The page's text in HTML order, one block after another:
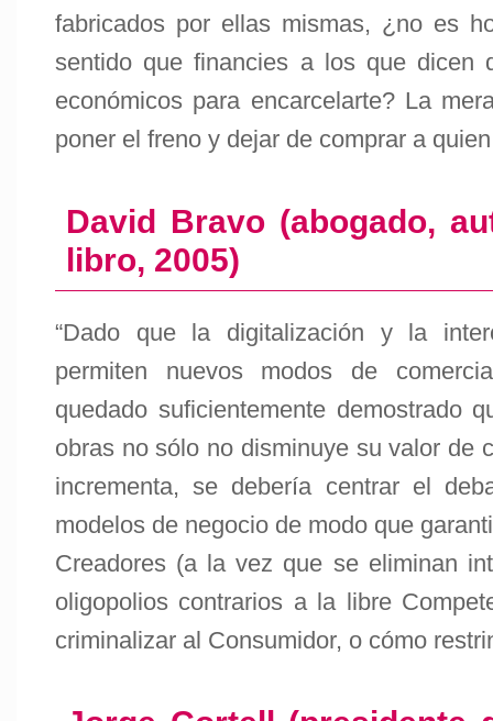
fabricados por ellas mismas, ¿no es
sentido que financies a los que dicen
económicos para encarcelarte? La
poner el freno y dejar de comprar a
David Bravo (abogado,
libro, 2005)
“Dado que la digitalización y la
permiten nuevos modos de
quedado suficientemente demostrado
obras no sólo no disminuye su valor de
incrementa, se debería centrar el
modelos de negocio de modo que
Creadores (a la vez que se eliminan
oligopolios contrarios a la libre
criminalizar al Consumidor, o cómo